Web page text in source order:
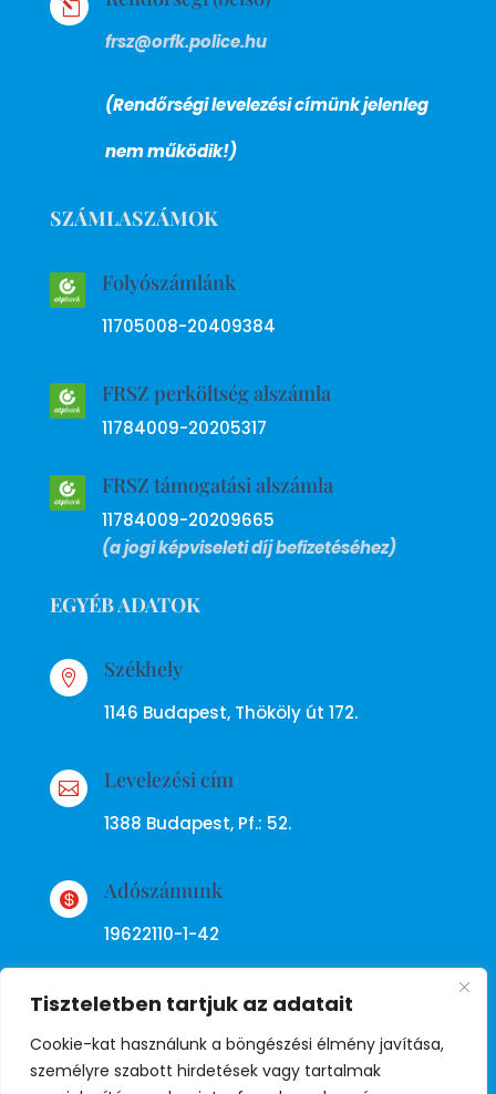
Tiszteletben tartjuk az adatait
Cookie-kat használunk a böngészési élmény javítása,
személyre szabott hirdetések vagy tartalmak
l
frsz@orfk.police.hu
(Rendőrségi levelezési címünk jelenleg
nem működik!)
SZÁMLASZÁMOK
Folyószámlánk
11705008-20409384
FRSZ perköltség alszámla
11784009-20205317
FRSZ támogatási alszámla
11784009-20209665
(a jogi képviseleti díj befizetéséhez)
EGYÉB ADATOK
 Székhely
1146 Budapest, Thököly út 172.
 Levelezési cím
1388 Budapest, Pf.: 52.
 Adószámunk
19622110-1-42